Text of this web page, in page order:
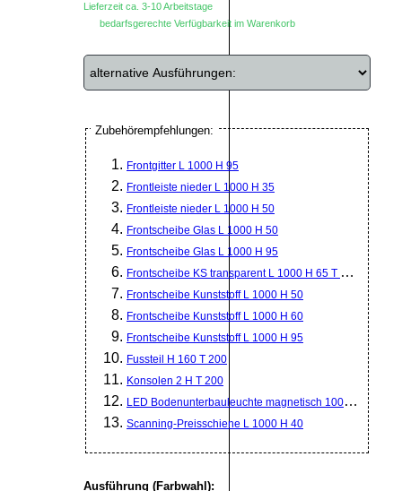
Lieferzeit ca. 3-10 Arbeitstage
bedarfsgerechte Verfügbarkeit im Warenkorb
Zubehörempfehlungen:
Frontgitter L 1000 H 95
Frontleiste nieder L 1000 H 35
Frontleiste nieder L 1000 H 50
Frontscheibe Glas L 1000 H 50
Frontscheibe Glas L 1000 H 95
Frontscheibe KS transparent L 1000 H 65 T 3 mm
Frontscheibe Kunststoff L 1000 H 50
Frontscheibe Kunststoff L 1000 H 60
Frontscheibe Kunststoff L 1000 H 95
Fussteil H 160 T 200
Konsolen 2 H T 200
LED Bodenunterbauleuchte magnetisch 1000mm
Scanning-Preisschiene L 1000 H 40
Ausführung (Farbwahl):